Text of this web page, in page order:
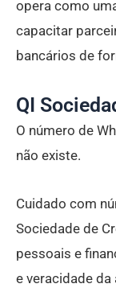
opera como
capacitar
bancários de
QI
O número de
não existe.
Cuidado com
Sociedade de
pessoais e
e veracidade da